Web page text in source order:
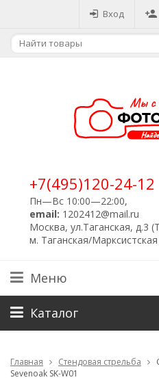
Вход
+7(495)120-24-12
Пн—Вс 10:00—22:00,
email: 1202412@mail.ru
Москва, ул.Таганская, д.3
м. Таганская/Марксистская
Меню
Каталог
Главная Стендовая стрельба
Sevenoak SK-W01